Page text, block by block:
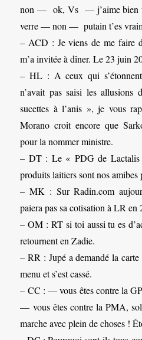
non — ok, Vs — j’aime bien
verre — non — putain t’es
– ACD : Je viens de me faire
m’a invitée à dîner. Le 23 juin
– HL : A ceux qui
n’avait pas saisi les allusions
sucettes à l’anis », je vous
Morano croit encore que
pour la nommer ministre.
– DT : Le « PDG de Lactalis
produits laitiers sont nos amibes
– MK : Sur Radin.com
paiera pas sa cotisation à LR en
– OM : RT si toi aussi tu es
retournent en Zadie.
– RR : Jupé a demandé la
menu et s’est cassé.
– CC : — vous êtes contre la
— vous êtes contre la PMA,
marche avec plein de choses !